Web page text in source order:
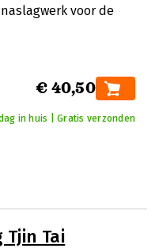
voor de
€ 40,50
in huis | Gratis verzonden
Tjin Tai